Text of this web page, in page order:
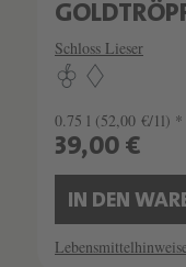
Schloss Lieser
0.75 l (52,00 €/1l) *
39,00 €
IN DEN